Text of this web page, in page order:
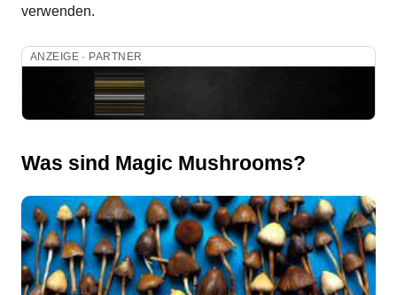
verwenden.
ANZEIGE · PARTNER
Was sind Magic Mushrooms?